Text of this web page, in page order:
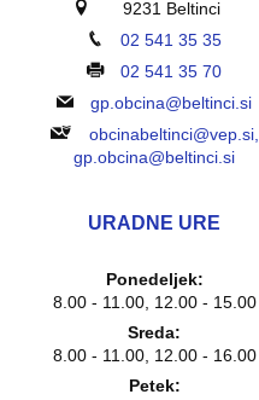
9231 Beltinci
02 541 35 35
02 541 35 70
gp.obcina@beltinci.si
obcinabeltinci@vep.si,
gp.obcina@beltinci.si
URADNE URE
Ponedeljek:
8.00 - 11.00, 12.00 - 15.00
Sreda:
8.00 - 11.00, 12.00 - 16.00
Petek: